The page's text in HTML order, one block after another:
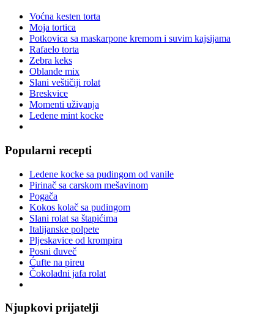
Voćna kesten torta
Moja tortica
Potkovica sa maskarpone kremom i suvim kajsijama
Rafaelo torta
Zebra keks
Oblande mix
Slani veštičiji rolat
Breskvice
Momenti uživanja
Ledene mint kocke
Popularni recepti
Ledene kocke sa pudingom od vanile
Pirinač sa carskom mešavinom
Pogača
Kokos kolač sa pudingom
Slani rolat sa štapićima
Italijanske polpete
Pljeskavice od krompira
Posni đuveč
Ćufte na pireu
Čokoladni jafa rolat
Njupkovi prijatelji